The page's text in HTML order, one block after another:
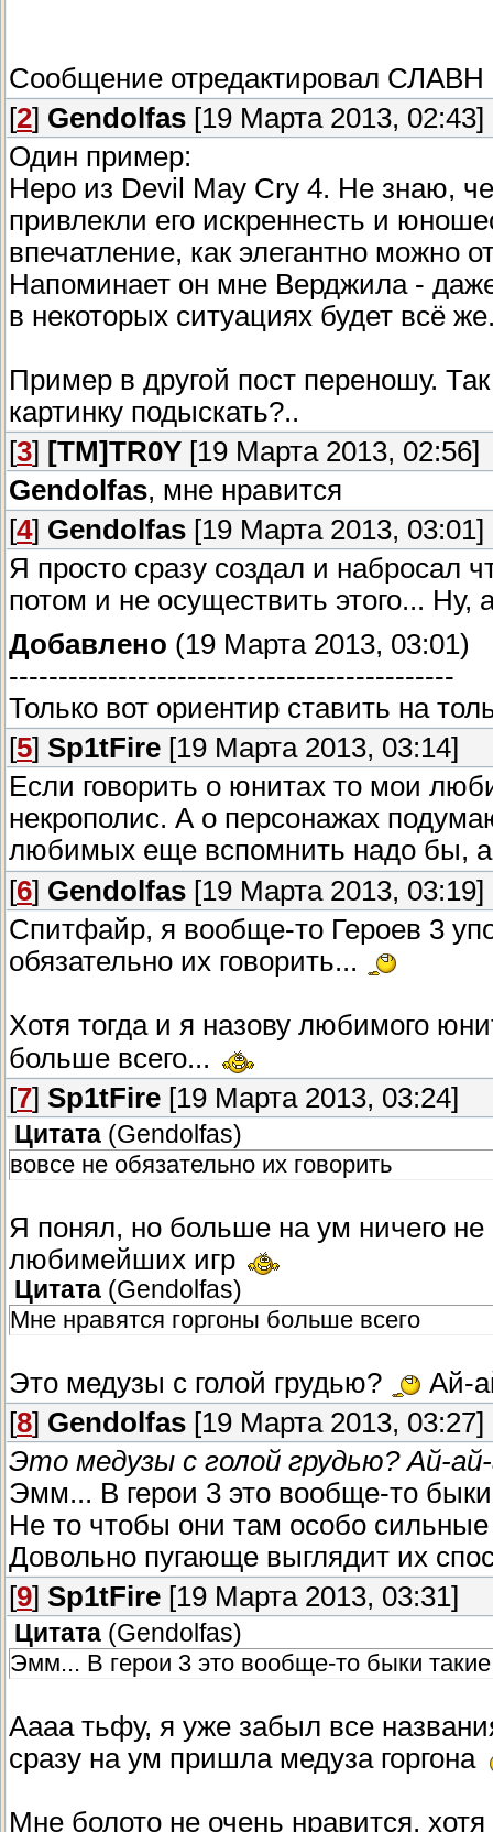
Сообщение отредактировал СЛАВН
[2] Gendolfas [19 Марта 2013, 02:43]
Один пример:
Неро из Devil May Cry 4. Не знаю,
привлекли его искреннесть и
впечатление, как элегантно можно
Напоминает он мне Верджила -
в некоторых ситуациях будет всё
Пример в другой пост переношу.
картинку подыскать?..
[3] [TM]TR0Y [19 Марта 2013, 02:56]
Gendolfas, мне нравится
[4] Gendolfas [19 Марта 2013, 03:01]
Я просто сразу создал и набросал
потом и не осуществить этого... Ну,
Добавлено (19 Марта 2013, 03:01)
---------------------------------------------
Только вот ориентир ставить на
[5] Sp1tFire [19 Марта 2013, 03:14]
Если говорить о юнитах то мои
некрополис. А о персонажах
любимых еще вспомнить надо бы, а
[6] Gendolfas [19 Марта 2013, 03:19]
Спитфайр, я вообще-то Героев 3
обязательно их говорить...
Хотя тогда и я назову любимого
больше всего...
[7] Sp1tFire [19 Марта 2013, 03:24]
Цитата (Gendolfas)
вовсе не обязательно их говорить
Я понял, но больше на ум ничего
любимейших игр
Цитата (Gendolfas)
Мне нравятся горгоны больше всего
Это медузы с голой грудью?
Ай-
[8] Gendolfas [19 Марта 2013, 03:27]
Это медузы с голой грудью? Ай-
Эмм... В герои 3 это вообще-то
Не то чтобы они там особо
Довольно пугающе выглядит их
[9] Sp1tFire [19 Марта 2013, 03:31]
Цитата (Gendolfas)
Эмм... В герои 3 это вообще-то быки
Аааа тьфу, я уже забыл все
сразу на ум пришла медуза горгона
Мне болото не очень нравится,